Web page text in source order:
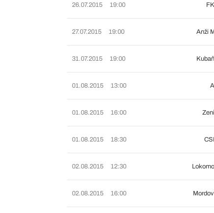
26.07.2015 19:00
27.07.2015 19:00 Anži
31.07.2015 19:00
01.08.2015 13:00
01.08.2015 16:00
01.08.2015 18:30
02.08.2015 12:30
02.08.2015 16:00